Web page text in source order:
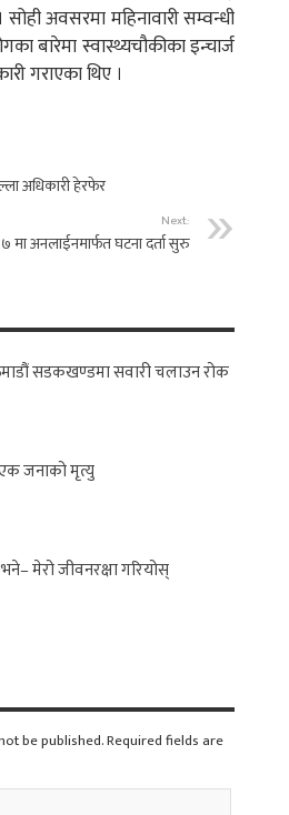
अवसरमा महिनावारी सम्वन्धी
बारेमा स्वास्थ्यचौकीका इन्चार्ज
गराएका थिए ।
अधिकारी हेरफेर
Next:
मा अनलाईनमार्फत घटना दर्ता सुरु
सडकखण्डमा सवारी चलाउन रोक
जनाको मृत्यु
मेरो जीवनरक्षा गरियोस्
be published. Required fields are